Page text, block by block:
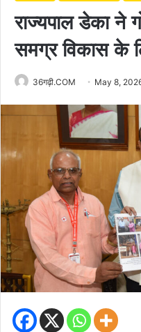
राज्यपाल डेका ने
समग्र विकास के
36गढ़ी.COM May 8,